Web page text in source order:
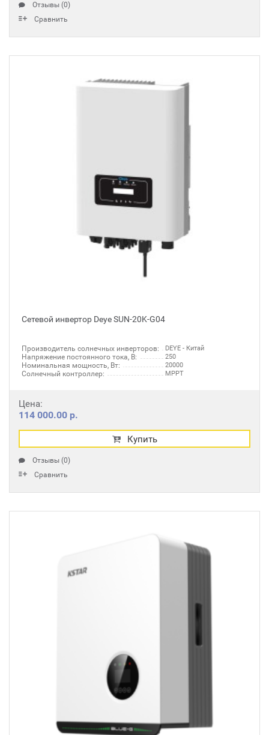
Отзывы (0)
Сравнить
Сетевой инвертор Deye SUN-20K-G04
Производитель солнечных инверторов: DEYE - Китай
Напряжение постоянного тока, В: 250
Номинальная мощность, Вт: 20000
Солнечный контроллер: MPPT
Цена:
114 000.00 р.
Купить
Отзывы (0)
Сравнить